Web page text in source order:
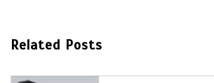
Related Posts